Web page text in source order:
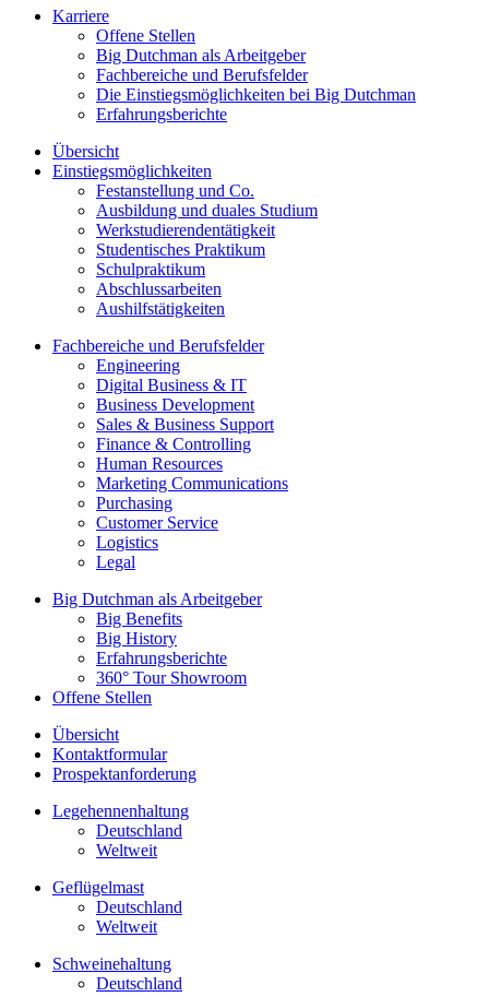
Karriere
Offene Stellen
Big Dutchman als Arbeitgeber
Fachbereiche und Berufsfelder
Die Einstiegsmöglichkeiten bei Big Dutchman
Erfahrungsberichte
Übersicht
Einstiegsmöglichkeiten
Festanstellung und Co.
Ausbildung und duales Studium
Werkstudierendentätigkeit
Studentisches Praktikum
Schulpraktikum
Abschlussarbeiten
Aushilfstätigkeiten
Fachbereiche und Berufsfelder
Engineering
Digital Business & IT
Business Development
Sales & Business Support
Finance & Controlling
Human Resources
Marketing Communications
Purchasing
Customer Service
Logistics
Legal
Big Dutchman als Arbeitgeber
Big Benefits
Big History
Erfahrungsberichte
360° Tour Showroom
Offene Stellen
Übersicht
Kontaktformular
Prospektanforderung
Legehennenhaltung
Deutschland
Weltweit
Geflügelmast
Deutschland
Weltweit
Schweinehaltung
Deutschland